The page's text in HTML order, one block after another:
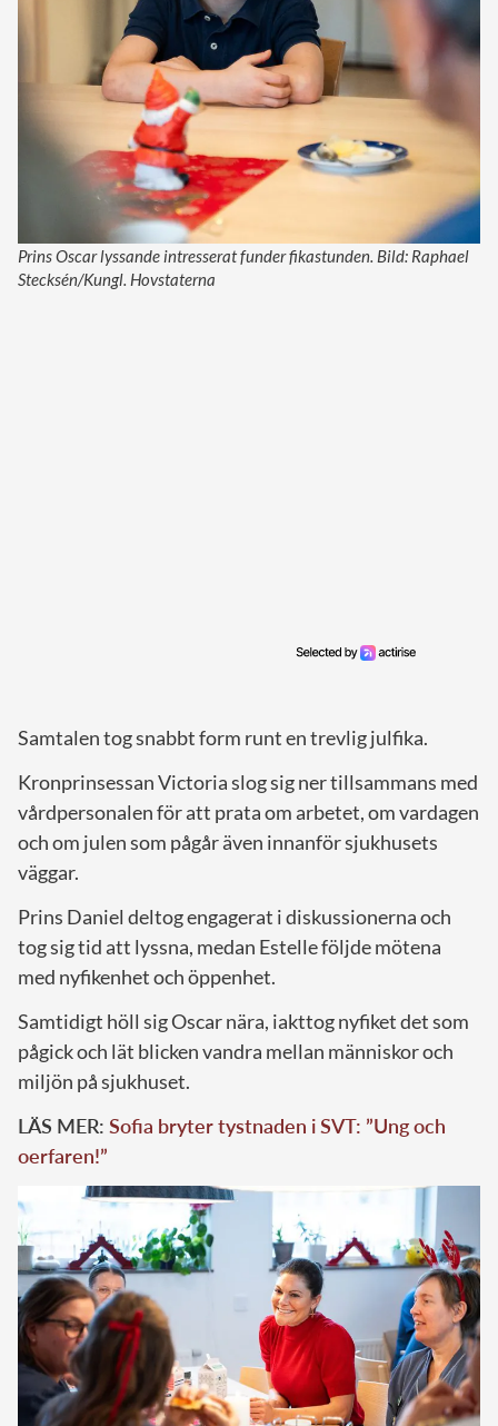
Prins Oscar lyssande intresserat funder fikastunden. Bild: Raphael
Stecksén/Kungl. Hovstaterna
Samtalen tog snabbt form runt en trevlig julfika.
Kronprinsessan Victoria slog sig ner tillsammans med
vårdpersonalen för att prata om arbetet, om vardagen
och om julen som pågår även innanför sjukhusets
väggar.
Prins Daniel deltog engagerat i diskussionerna och
tog sig tid att lyssna, medan Estelle följde mötena
med nyfikenhet och öppenhet.
Samtidigt höll sig Oscar nära, iakttog nyfiket det som
pågick och lät blicken vandra mellan människor och
miljön på sjukhuset.
LÄS MER: Sofia bryter tystnaden i SVT: ”Ung och
oerfaren!”